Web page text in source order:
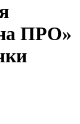
ПРО»